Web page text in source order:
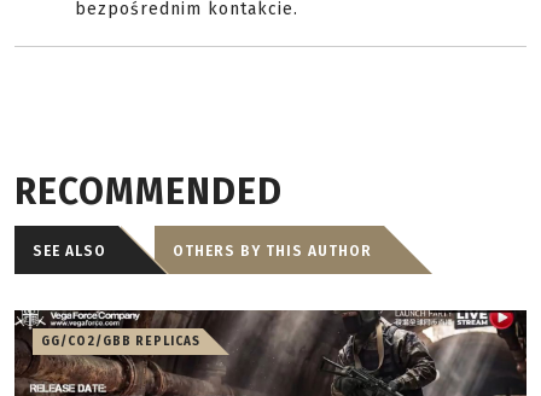
bezpośrednim kontakcie.
RECOMMENDED
SEE ALSO OTHERS BY THIS AUTHOR
GG/CO2/GBB REPLICAS